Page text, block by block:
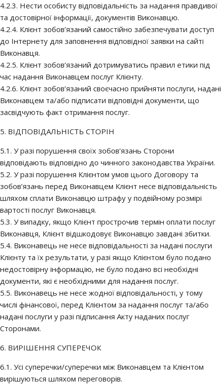
4.2.3. Нести особисту відповідальність за надання правдивої
та достовірної інформації, документів Виконавцю.
4.2.4. Клієнт зобов’язаний самостійно забезпечувати доступ
до Інтернету для заповнення відповідної заявки на сайті
Виконавця.
4.2.5. Клієнт зобов’язаний дотримуватись правил етики під
час надання Виконавцем послуг Клієнту.
4.2.6. Клієнт зобов’язаний своєчасно прийняти послуги, надані
Виконавцем та/або підписати відповідні документи, що
засвідчують факт отримання послуг.
5. ВІДПОВІДАЛЬНІСТЬ СТОРІН
5.1. У разі порушення своїх зобов’язань Сторони
відповідають відповідно до чинного законодавства України.
5.2. У разі порушення Клієнтом умов цього Договору та
зобов’язань перед Виконавцем Клієнт несе відповідальність
шляхом сплати Виконавцю штрафу у подвійному розмірі
вартості послуг Виконавця.
5.3. У випадку, якщо Клієнт прострочив термін оплати послуг
Виконавця, Клієнт відшкодовує Виконавцю завдані збитки.
5.4. Виконавець не несе відповідальності за надані послуги
Клієнту та їх результати, у разі якщо Клієнтом було подано
недостовірну інформацію, не було подано всі необхідні
документи, які є необхідними для надання послуг.
5.5. Виконавець не несе жодної відповідальності, у тому
числі фінансової, перед Клієнтом за надання послуг та/або
надані послуги у разі підписання Акту наданих послуг
Сторонами.
6. ВИРІШЕННЯ СУПЕРЕЧОК
6.1. Усі суперечки/суперечки між Виконавцем та Клієнтом
вирішуються шляхом переговорів.